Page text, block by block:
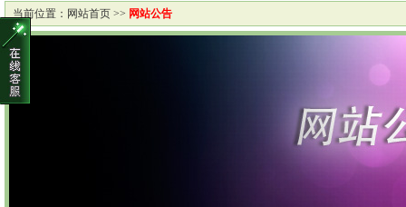
当前位置： 网站首页 >> 网站公告